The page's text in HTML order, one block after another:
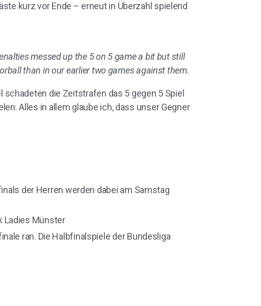
kurz vor Ende – erneut in Überzahl spielend
messed up the 5 on 5 game a bit but still
than in our earlier two games against them.
die Zeitstrafen das 5 gegen 5 Spiel
Alles in allem glaube ich, dass unser Gegner
der Herren werden dabei am Samstag
Ladies Münster
ran. Die Halbfinalspiele der Bundesliga